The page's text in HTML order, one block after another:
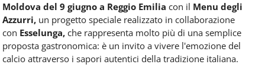
Moldova del 9 giugno a Reggio Emilia con il Menu degli
Azzurri, un progetto speciale realizzato in collaborazione
con Esselunga, che rappresenta molto più di una semplice
proposta gastronomica: è un invito a vivere l'emozione del
calcio attraverso i sapori autentici della tradizione italiana.